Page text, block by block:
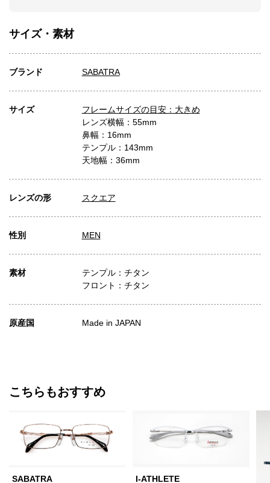
サイズ・素材
ブランド SABATRA
サイズ
フレームサイズの目安：大きめ
レンズ横幅：55mm
鼻幅：16mm
テンプル：143mm
天地幅：36mm
レンズの形 スクエア
性別 MEN
素材
テンプル：チタン
フロント：チタン
原産国 Made in JAPAN
こちらもおすすめ
SABATRA I-ATHLETE